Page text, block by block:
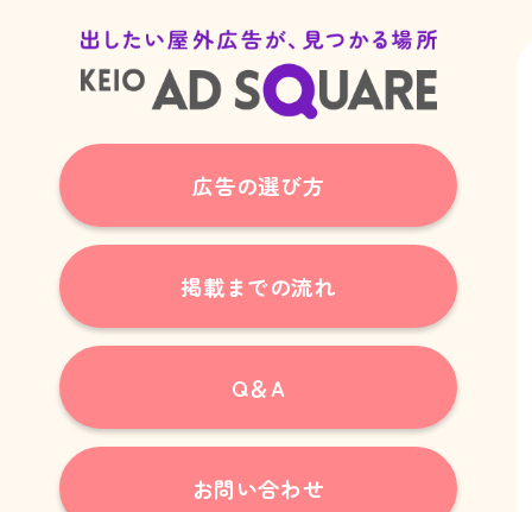
広告の選び方
掲載までの流れ
Q＆A
お問い合わせ